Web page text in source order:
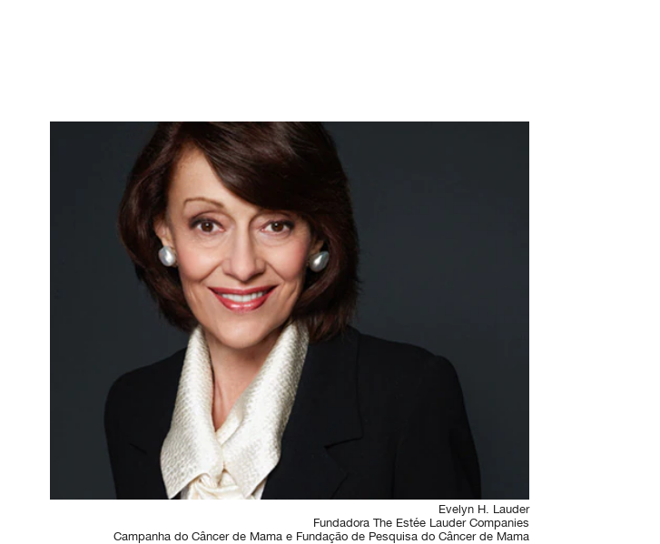
Evelyn H. Lauder
Fundadora The Estée Lauder Companies
Campanha do Câncer de Mama e Fundação de Pesquisa do Câncer de Mama